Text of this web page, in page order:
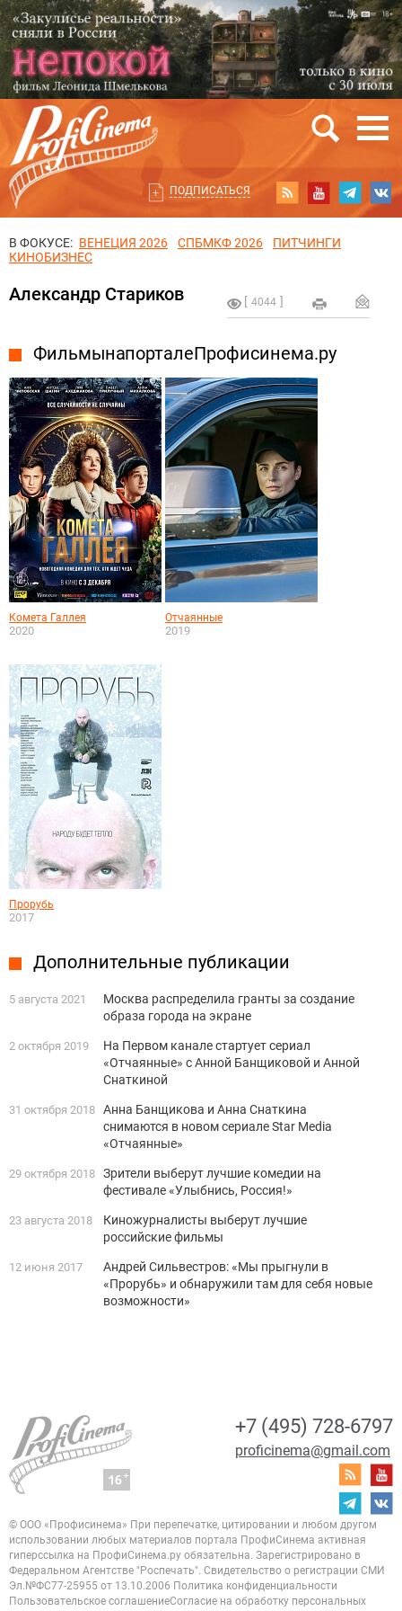
ПОДПИСАТЬСЯ
В ФОКУСЕ: ВЕНЕЦИЯ 2026 СПБМКФ 2026
ПИТЧИНГИ
КИНОБИЗНЕС
4044
Александр Стариков
Фильмы на портале Профисинема.ру
Комета Галлея
2020
Отчаянные
2019
Прорубь
2017
Дополнительные публикации
5 августа 2021
Москва распределила гранты за создание
образа города на экране
2 октября 2019
На Первом канале стартует сериал
«Отчаянные» с Анной Банщиковой и Анной
Снаткиной
31 октября 2018 Анна Банщикова и Анна Снаткина
снимаются в новом сериале Star Media
«Отчаянные»
29 октября 2018 Зрители выберут лучшие комедии на
фестивале «Улыбнись, Россия!»
23 августа 2018
Киножурналисты выберут лучшие
российские фильмы
12 июня 2017
Андрей Сильвестров: «Мы прыгнули в
«Прорубь» и обнаружили там для себя новые
возможности»
+7 (495) 728-6797
proficinema@gmail.com
© ООО «Профисинема» При перепечатке, цитировании и любом другом
использовании любых материалов портала ПрофиСинема активная
гиперссылка на ПрофиСинема.ру обязательна. Зарегистрировано в
Федеральном Агентстве "Роспечать". Свидетельство о регистрации СМИ
Эл.№ФС77-25955 от 13.10.2006 Политика конфиденциальности
Пользовательское соглашениеСогласие на обработку персональных